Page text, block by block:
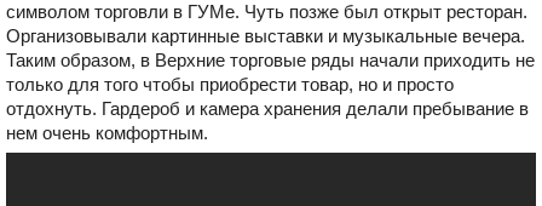
символом торговли в ГУМе. Чуть позже был открыт ресторан.
Организовывали картинные выставки и музыкальные вечера.
Таким образом, в Верхние торговые ряды начали приходить не
только для того чтобы приобрести товар, но и просто
отдохнуть. Гардероб и камера хранения делали пребывание в
нем очень комфортным.